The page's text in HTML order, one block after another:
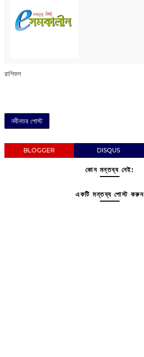
রাশিফল
নবীনতর পোস্ট
BLOGGER DISQUS
কোন মন্তব্য নেই:
একটি মন্তব্য পোস্ট করুন